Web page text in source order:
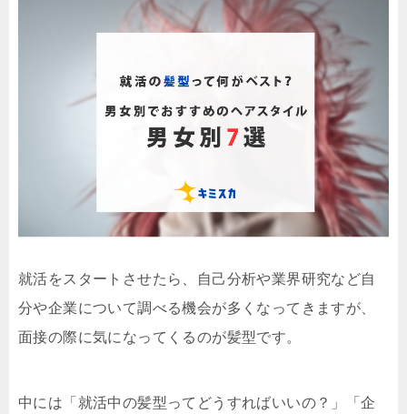
就活をスタートさせたら、自己分析や業界研究など自
分や企業について調べる機会が多くなってきますが、
面接の際に気になってくるのが髪型です。
中には「就活中の髪型ってどうすればいいの？」「企